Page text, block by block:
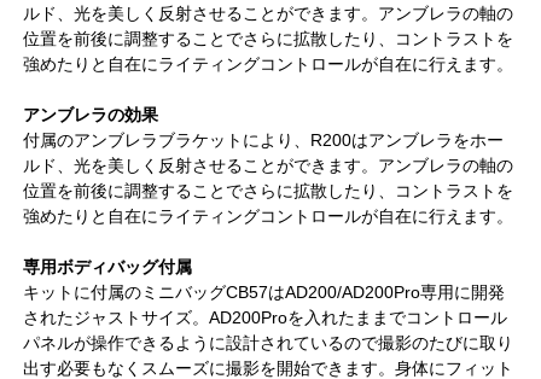
ルド、光を美しく反射させることができます。アンブレラの軸の
位置を前後に調整することでさらに拡散したり、コントラストを
強めたりと自在にライティングコントロールが自在に行えます。
アンブレラの効果
付属のアンブレラブラケットにより、R200はアンブレラをホー
ルド、光を美しく反射させることができます。アンブレラの軸の
位置を前後に調整することでさらに拡散したり、コントラストを
強めたりと自在にライティングコントロールが自在に行えます。
専用ボディバッグ付属
キットに付属のミニバッグCB57はAD200/AD200Pro専用に開発
されたジャストサイズ。AD200Proを入れたままでコントロール
パネルが操作できるように設計されているので撮影のたびに取り
出す必要もなくスムーズに撮影を開始できます。身体にフィット